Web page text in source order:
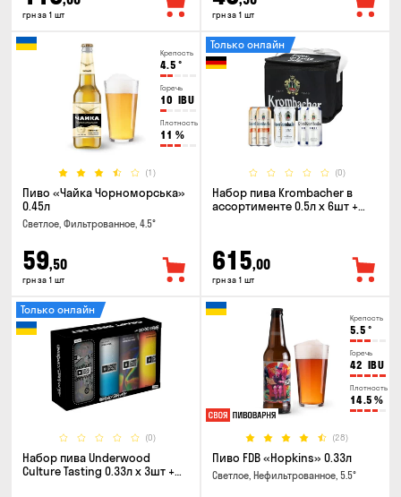
грн за 1 шт грн за 1 шт
Крепость
4.5 °
Горечь
10 IBU
Плотность
11 %
(1)
Пиво «Чайка Чорноморська»
0.45л
Светлое, Фильтрованное, 4.5°
59,50
грн за 1 шт
(0)
Только онлайн
Набор пива Krombacher в
ассортименте 0.5л х 6шт +
615,00
грн за 1 шт
(0)
Только онлайн
Набор пива Underwood
Culture Tasting 0.33л x 3шт +
Крепость
5.5 °
Горечь
42 IBU
Плотность
14.5 %
(28)
Пиво FDB «Hopkins» 0.33л
Светлое, Нефильтрованное, 5.5°